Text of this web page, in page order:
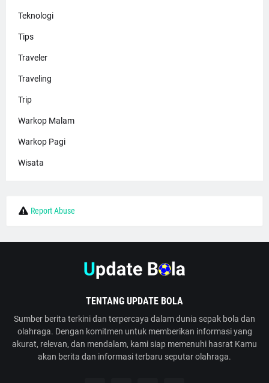
Teknologi
Tips
Traveler
Traveling
Trip
Warkop Malam
Warkop Pagi
Wisata
Report Abuse
TENTANG UPDATE BOLA
Sumber berita terkini dan terpercaya dalam dunia sepak bola dan
olahraga. Dengan komitmen untuk memberikan informasi yang
akurat, relevan, dan mendalam, kami siap memenuhi hasrat Kamu
akan berita dan informasi terbaru seputar olahraga.